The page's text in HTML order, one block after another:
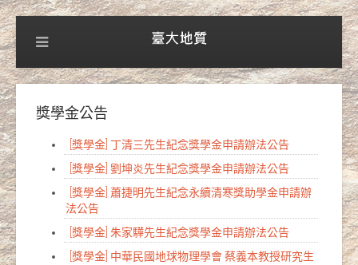
獎學金公告
[獎學金] 丁清三先生紀念獎學金申請辦法公告
[獎學金] 劉坤炎先生紀念獎學金申請辦法公告
[獎學金] 蕭捷明先生紀念永續清寒獎助學金申請辦
法公告
[獎學金] 朱家驊先生紀念獎學金申請辦法公告
[獎學金] 中華民國地球物理學會 蔡義本教授研究生